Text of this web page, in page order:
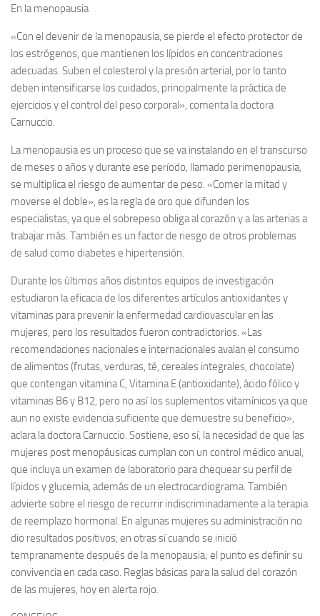
En la menopausia
«Con el devenir de la menopausia, se pierde el efecto protector de
los estrógenos, que mantienen los lípidos en concentraciones
adecuadas. Suben el colesterol y la presión arterial, por lo tanto
deben intensificarse los cuidados, principalmente la práctica de
ejercicios y el control del peso corporal», comenta la doctora
Carnuccio.
La menopausia es un proceso que se va instalando en el transcurso
de meses o años y durante ese período, llamado perimenopausia,
se multiplica el riesgo de aumentar de peso. «Comer la mitad y
moverse el doble», es la regla de oro que difunden los
especialistas, ya que el sobrepeso obliga al corazón y a las arterias a
trabajar más. También es un factor de riesgo de otros problemas
de salud como diabetes e hipertensión.
Durante los últimos años distintos equipos de investigación
estudiaron la eficacia de los diferentes artículos antioxidantes y
vitaminas para prevenir la enfermedad cardiovascular en las
mujeres, pero los resultados fueron contradictorios. «Las
recomendaciones nacionales e internacionales avalan el consumo
de alimentos (frutas, verduras, té, cereales integrales, chocolate)
que contengan vitamina C, Vitamina E (antioxidante), ácido fólico y
vitaminas B6 y B12, pero no así los suplementos vitamínicos ya que
aun no existe evidencia suficiente que demuestre su beneficio»,
aclara la doctora Carnuccio. Sostiene, eso sí, la necesidad de que las
mujeres post menopáusicas cumplan con un control médico anual,
que incluya un examen de laboratorio para chequear su perfil de
lípidos y glucemia, además de un electrocardiograma. También
advierte sobre el riesgo de recurrir indiscriminadamente a la terapia
de reemplazo hormonal. En algunas mujeres su administración no
dio resultados positivos, en otras sí cuando se inició
tempranamente después de la menopausia; el punto es definir su
convivencia en cada caso. Reglas básicas para la salud del corazón
de las mujeres, hoy en alerta rojo.